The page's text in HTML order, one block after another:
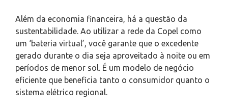
Além da economia financeira, há a questão da
sustentabilidade. Ao utilizar a rede da Copel como
um ‘bateria virtual’, você garante que o excedente
gerado durante o dia seja aproveitado à noite ou em
períodos de menor sol. É um modelo de negócio
eficiente que beneficia tanto o consumidor quanto o
sistema elétrico regional.